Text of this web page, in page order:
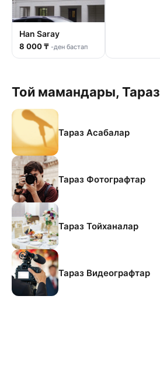
Han Saray
8 000 ₸ -ден бастап
Той мамандары, Тараз
Тараз Асабалар
Тараз Фотографтар
Тараз Тойханалар
Тараз Видеографтар